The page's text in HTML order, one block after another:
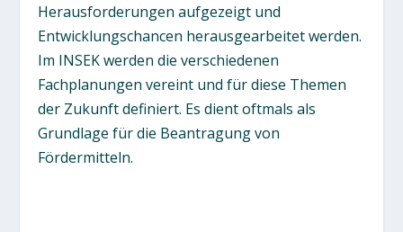
Herausforderungen aufgezeigt und
Entwicklungschancen herausgearbeitet werden.
Im INSEK werden die verschiedenen
Fachplanungen vereint und für diese Themen
der Zukunft definiert. Es dient oftmals als
Grundlage für die Beantragung von
Fördermitteln.